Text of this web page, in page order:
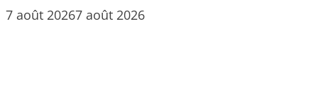
7 août 20267 août 2026